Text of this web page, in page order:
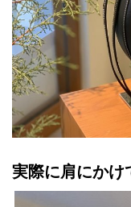
実際に肩にか